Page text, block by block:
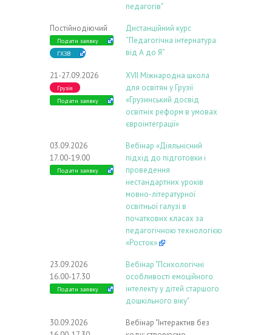
педагогів"
Постійнодіючий
Подати заявку
ГХЗВ
Дистанційний курс
“Педагогічна інтернатура
від А до Я”
21-27.09.2026
Грузія
Подати заявку
ХVIІ Міжнародна школа
для освітян у Грузії
«Грузинський досвід
освітніх реформ в умовах
євроінтеграції»
03.09.2026
17.00-19.00
Подати заявку
Вебінар «Діяльнісний
підхід до підготовки і
проведення
нестандартних уроків
мовно-літературної
освітньої галузі в
початкових класах за
педагогічною технологією
«Росток»
23.09.2026
16.00-17.30
Подати заявку
Вебінар "Психологічні
особливості емоційного
інтелекту у дітей старшого
дошкільного віку"
30.09.2026
Вебінар "Інтерактив без